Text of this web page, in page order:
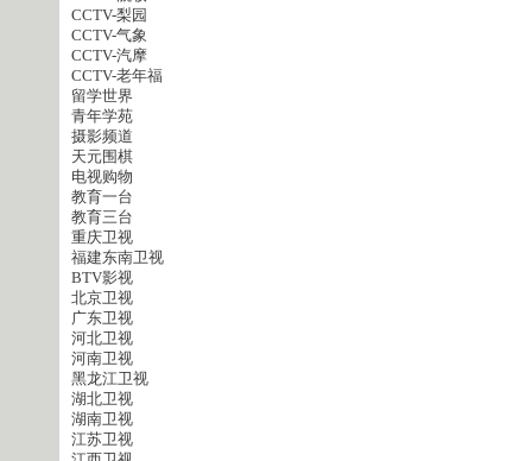
CCTV-梨园
CCTV-气象
CCTV-汽摩
CCTV-老年福
留学世界
青年学苑
摄影频道
天元围棋
电视购物
教育一台
教育三台
重庆卫视
福建东南卫视
BTV影视
北京卫视
广东卫视
河北卫视
河南卫视
黑龙江卫视
湖北卫视
湖南卫视
江苏卫视